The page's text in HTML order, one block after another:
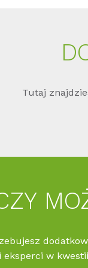
Tutaj
eksperci w